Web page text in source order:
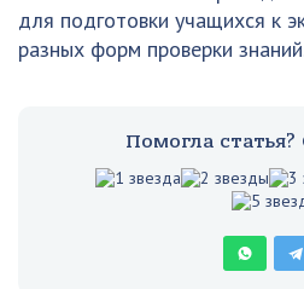
для подготовки учащихся к
разных форм проверки
Помогла статья?